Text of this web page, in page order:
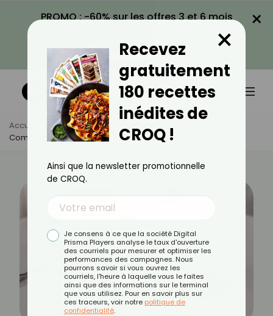
PROMO : -60% sur les offres 3 et 6 mois
VOIR LA PROMO
×
Accueil Actus
Astuces Culinaires
Comment Faire Une Crème Renversée ?
Recevez
gratuitement
180 recettes
inédites de
CROQ !
×
Ainsi que la newsletter promotionnelle
de CROQ.
Je consens à ce que la société Digital
Prisma Players analyse le taux d'ouverture
des courriels pour mesurer et optimiser les
performances des campagnes. Nous
pourrons savoir si vous ouvrez les
courriels, l'heure à laquelle vous le faites
ainsi que des informations sur le terminal
que vous utilisez. Pour en savoir plus sur
ces traceurs, voir notre politique de
confidentialité.